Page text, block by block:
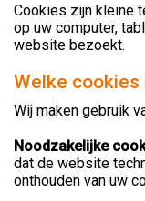
Cookies zijn kleine
op uw computer,
website bezoekt.
Welke cookies
Wij maken gebruik
Noodzakelijke
dat de website
onthouden van uw